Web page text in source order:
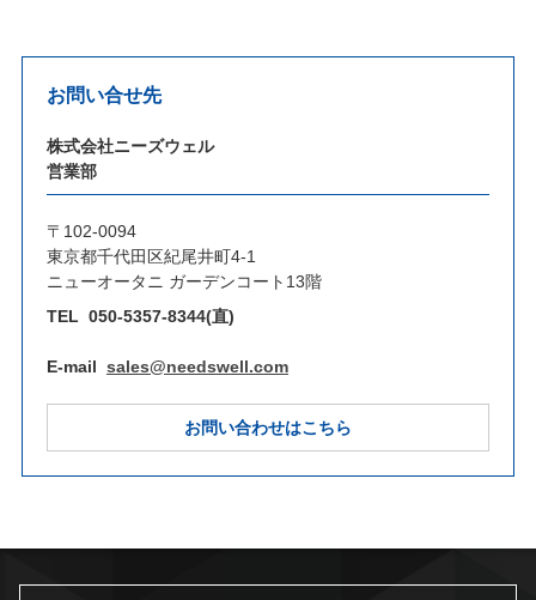
お問い合せ先
株式会社ニーズウェル
営業部
〒102-0094
東京都千代田区紀尾井町4-1
ニューオータニ ガーデンコート13階
TEL 050-5357-8344(直)
E-mail sales@needswell.com
お問い合わせはこちら